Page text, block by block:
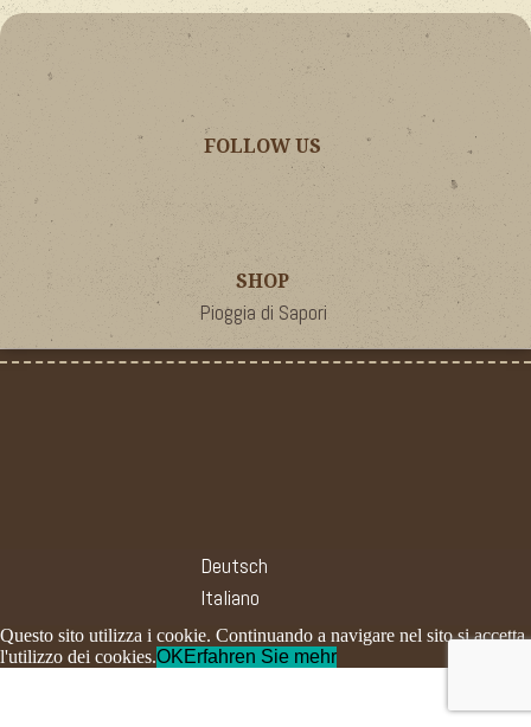
FOLLOW US
SHOP
Pioggia di Sapori
Deutsch
Italiano
Questo sito utilizza i cookie. Continuando a navigare nel sito si accetta
l'utilizzo dei cookies.OKErfahren Sie mehr